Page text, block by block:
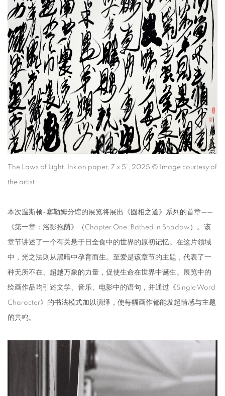
The Laws of Light, Ink on paper, 7 x 5', 2025 © Image courtesy of
the artist.
本次温斯顿-塞勒姆分馆的展览将展出《圆相之道》系列的首章——
《第一章：浴影抱荫》（Chapter One: Bathed in Shadow ）。该
章节讲述了一个有关悬于日全食中的世界的原初记忆。在这片领域
中，光之法则从黑暗中孕育而生。至爱是该章节的主题，代表了一
种无所不在、超越万象的力量，促使生命在世界中诞生。展览中的
绘画作品均引述文学、音乐、电影中的语句，并通过《Single Word
Character》的书法模式加以演绎，使每幅画作都能发起情感与主题
的共鸣。